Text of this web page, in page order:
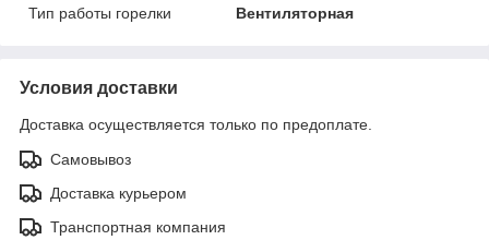
Тип работы горелки
Вентиляторная
Условия доставки
Доставка осуществляется только по предоплате.
Самовывоз
Доставка курьером
Транспортная компания